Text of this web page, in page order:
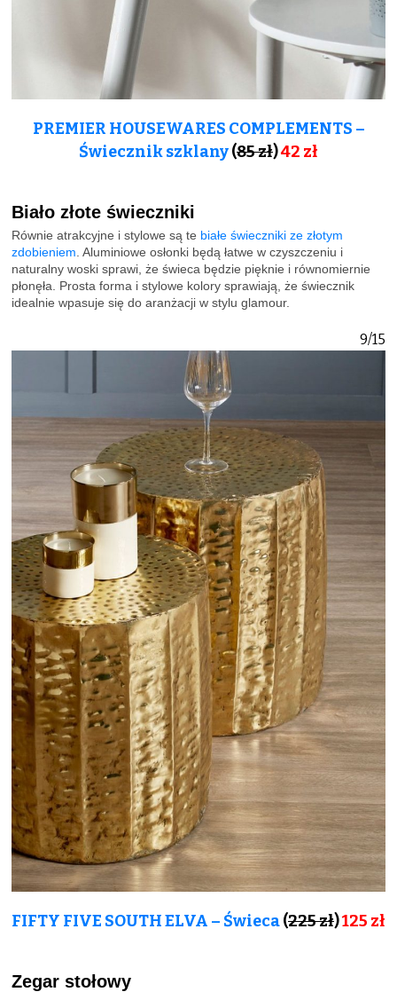
PREMIER HOUSEWARES COMPLEMENTS –
Świecznik szklany(85 zł)42 zł
Biało złote świeczniki
Równie atrakcyjne i stylowe są te białe świeczniki ze złotym
zdobieniem . Aluminiowe osłonki będą łatwe w czyszczeniu i
naturalny woski sprawi, że świeca będzie pięknie i równomiernie
płonęła. Prosta forma i stylowe kolory sprawiają, że świecznik
idealnie wpasuje się do aranżacji w stylu glamour.
9/15
FIFTY FIVE SOUTH ELVA – Świeca(225 zł)125 zł
Zegar stołowy